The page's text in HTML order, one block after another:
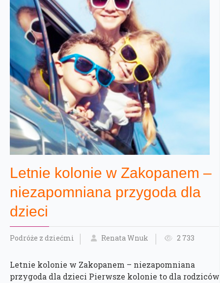
Letnie kolonie w Zakopanem –
niezapomniana przygoda dla
dzieci
Podróże z dziećmi Renata Wnuk 2 733
Letnie kolonie w Zakopanem – niezapomniana
przygoda dla dzieci Pierwsze kolonie to dla rodziców